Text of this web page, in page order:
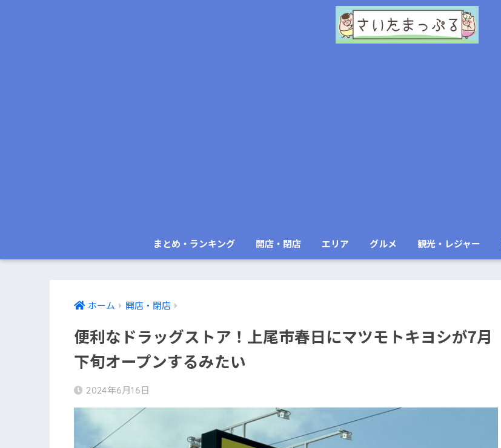
まとめ・ランキング 開店・閉店 エリア グルメ 観光・レジャー
ホーム 開店・閉店
便利なドラッグストア！上尾市春日にマツモトキヨシが7月
下旬オープンするみたい
2024年6月16日